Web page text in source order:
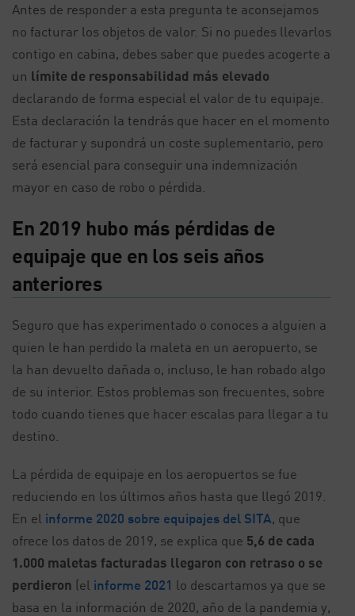
Antes de responder a esta pregunta te aconsejamos
no facturar los objetos de valor. Si no puedes llevarlos
contigo en cabina, debes saber que puedes acogerte a
un límite de responsabilidad más elevado
declarando de forma especial el valor de tu equipaje.
Esta declaración la tendrás que hacer en el momento
de facturar y supondrá un coste suplementario, pero
será esencial para conseguir una indemnización
mayor en caso de robo o pérdida.
En 2019 hubo más pérdidas de
equipaje que en los seis años
anteriores
Seguro que has experimentado o conoces a alguien a
quien le han perdido la maleta en un aeropuerto, se
la han devuelto dañada o, incluso, le han robado algo
de su interior. Estos problemas son frecuentes, sobre
todo cuando tienes que hacer escalas para llegar a tu
destino.
La pérdida de equipaje en los aeropuertos se fue
reduciendo en los últimos años hasta que llegó 2019.
En el informe 2020 sobre equipajes del SITA, que
ofrece los datos de 2019, se explica que 5,6 de cada
1.000 maletas facturadas llegaron con retraso o se
perdieron (el informe 2021 lo descartamos ya que se
basa en la información de 2020, año de la pandemia y,